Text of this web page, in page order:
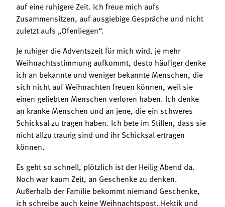
auf eine ruhigere Zeit. Ich freue mich aufs
Zusammensitzen, auf ausgiebige Gespräche und nicht
zuletzt aufs „Ofenliegen“.
Je ruhiger die Adventszeit für mich wird, je mehr
Weihnachtsstimmung aufkommt, desto häufiger denke
ich an bekannte und weniger bekannte Menschen, die
sich nicht auf Weihnachten freuen können, weil sie
einen geliebten Menschen verloren haben. Ich denke
an kranke Menschen und an jene, die ein schweres
Schicksal zu tragen haben. Ich bete im Stillen, dass sie
nicht allzu traurig sind und ihr Schicksal ertragen
können.
Es geht so schnell, plötzlich ist der Heilig Abend da.
Noch war kaum Zeit, an Geschenke zu denken.
Außerhalb der Familie bekommt niemand Geschenke,
ich schreibe auch keine Weihnachtspost. Hektik und